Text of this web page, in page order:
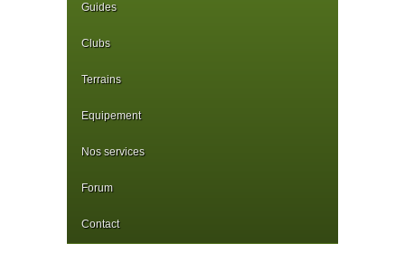
Guides
Clubs
Terrains
Equipement
Nos services
Forum
Contact